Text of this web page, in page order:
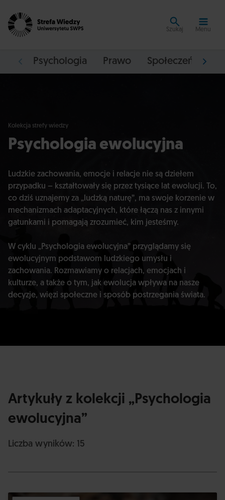
Szukaj Menu
Psychologia Prawo Społeczeństwo
Kolekcja strefy wiedzy
Psychologia ewolucyjna
Ludzkie zachowania, emocje i relacje nie są dziełem
przypadku – kształtowały się przez tysiące lat ewolucji. To,
co dziś uznajemy za „ludzką naturę”, ma swoje korzenie w
mechanizmach adaptacyjnych, które łączą nas z innymi
gatunkami i pomagają zrozumieć, kim jesteśmy.
W cyklu „Psychologia ewolucyjna” przyglądamy się
ewolucyjnym podstawom ludzkiego umysłu i
zachowania. Rozmawiamy o relacjach, emocjach i
kulturze, a także o tym, jak ewolucja wpływa na nasze
decyzje, więzi społeczne i sposób postrzegania świata.
Artykuły z kolekcji „Psychologia
ewolucyjna”
Liczba wyników: 15